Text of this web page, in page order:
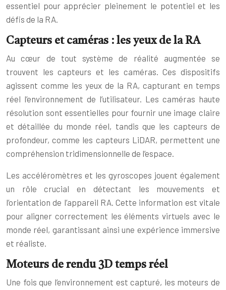
essentiel pour apprécier pleinement le potentiel et les
défis de la RA.
Capteurs et caméras : les yeux de la RA
Au cœur de tout système de réalité augmentée se
trouvent les capteurs et les caméras. Ces dispositifs
agissent comme les yeux de la RA, capturant en temps
réel l’environnement de l’utilisateur. Les caméras haute
résolution sont essentielles pour fournir une image claire
et détaillée du monde réel, tandis que les capteurs de
profondeur, comme les capteurs LiDAR, permettent une
compréhension tridimensionnelle de l’espace.
Les accéléromètres et les gyroscopes jouent également
un rôle crucial en détectant les mouvements et
l’orientation de l’appareil RA. Cette information est vitale
pour aligner correctement les éléments virtuels avec le
monde réel, garantissant ainsi une expérience immersive
et réaliste.
Moteurs de rendu 3D temps réel
Une fois que l’environnement est capturé, les moteurs de